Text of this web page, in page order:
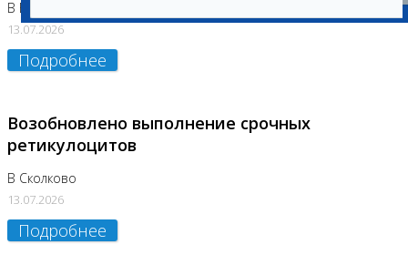
В Бутово
13.07.2026
Подробнее
Возобновлено выполнение срочных
ретикулоцитов
В Сколково
13.07.2026
Подробнее